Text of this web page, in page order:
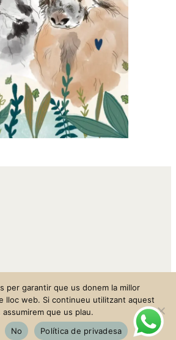
Behance
Instagram
Correu electrònic
per garantir que us donem la millor
lloc web. Si continueu utilitzant aquest
assumirem que us plau.
No Política de privadesa